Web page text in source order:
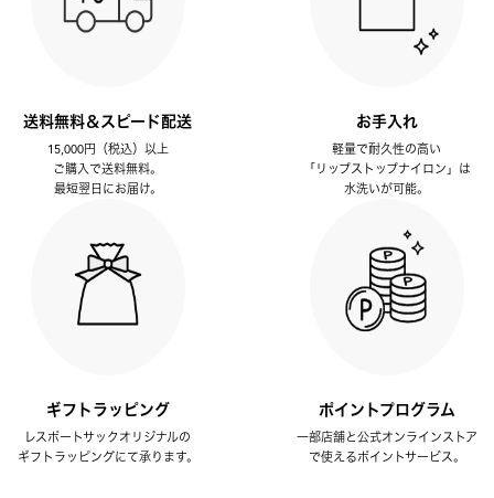
送料無料＆スピード配送
15,000円（税込）以上
ご購入で送料無料。
最短翌日にお届け。
お手入れ
軽量で耐久性の高い
「リップストップナイロン」は
水洗いが可能。
ギフトラッピング
レスポートサックオリジナルの
ギフトラッピングにて承ります。
ポイントプログラム
一部店舗と公式オンラインストア
で使えるポイントサービス。